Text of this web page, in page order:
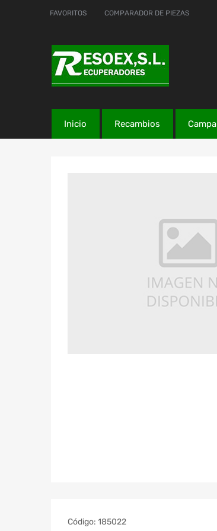
FAVORITOS COMPARADOR DE PIEZAS
Inicio Recambios Campa
Código: 185022